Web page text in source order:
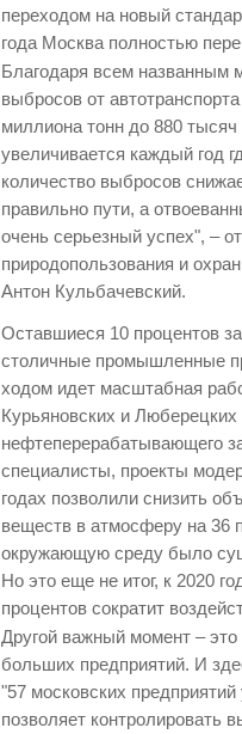
переходом на новый
года Москва полностью
Благодаря всем названным
выбросов от
миллиона тонн до 880
увеличивается каждый год
количество выбросов
правильно пути, а
очень серьезный успех", –
природопользования и
Антон Кульбачевский.
Оставшиеся 10 процентов
столичные промышленные
ходом идет масштабная
Курьяновских и
нефтеперерабатывающего
специалисты, проекты
годах позволили снизить
веществ в атмосферу на 36
окружающую среду было
Но это еще не итог, к 2020
процентов сократит
Другой важный момент –
больших предприятий. И
"57 московских
позволяет контролировать